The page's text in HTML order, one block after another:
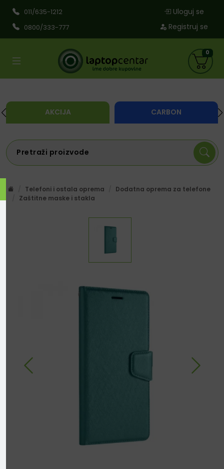
011/635-1212
0800/333-777
Uloguj se
Registruj se
AKCIJA CARBON
0
Telefoni i ostala oprema
Dodatna oprema za telefone
Zaštitne maske i stakla